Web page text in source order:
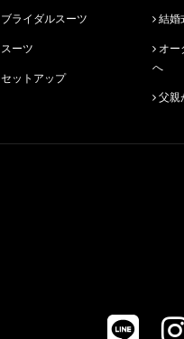
ブライダルスーツ
スーツ
セットアップ
結婚
へ
父親